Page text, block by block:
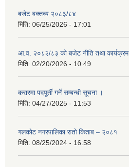
बजेट बक्तव्य २०८३/८४
मिति: 06/25/2026 - 17:01
आ.व. २०८२/८३ को बजेट नीति तथा कार्यक्रम
मिति: 02/20/2026 - 10:49
करारमा पदपूर्ती गर्ने सम्बन्धी सूचना ।
मिति: 04/27/2025 - 11:53
गलकोट नगरपालिका रातो किताब – २०८१
मिति: 08/25/2024 - 16:58